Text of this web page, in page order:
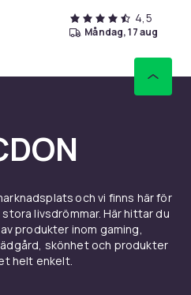
4,5
måndag, 17 aug
och vi finns här för
livsdrömmar. Här hittar du
produkter inom gaming,
skönhet och produkter
helt enkelt.